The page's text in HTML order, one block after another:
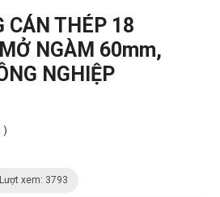
CÁN THÉP 18
NGÀM 60mm,
NGHIỆP
)
Lượt xem: 3793